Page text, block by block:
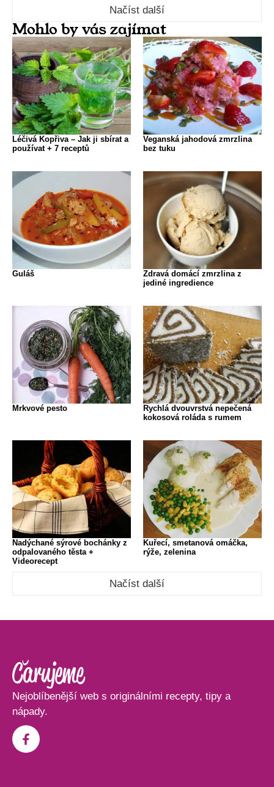
Načíst další
Mohlo by vás zajímat
Léčivá Kopřiva – Jak ji sbírat a
používat + 7 receptů
Veganská jahodová zmrzlina
bez tuku
Guláš
Zdravá domácí zmrzlina z
jediné ingredience
Mrkvové pesto
Rychlá dvouvrstvá nepečená
kokosová roláda s rumem
Nadýchané sýrové bochánky z
odpalovaného těsta +
Videorecept
Kuřecí, smetanová omáčka,
rýže, zelenina
Načíst další
Nejoblíbenější web s originálními recepty, tipy a
nápady.